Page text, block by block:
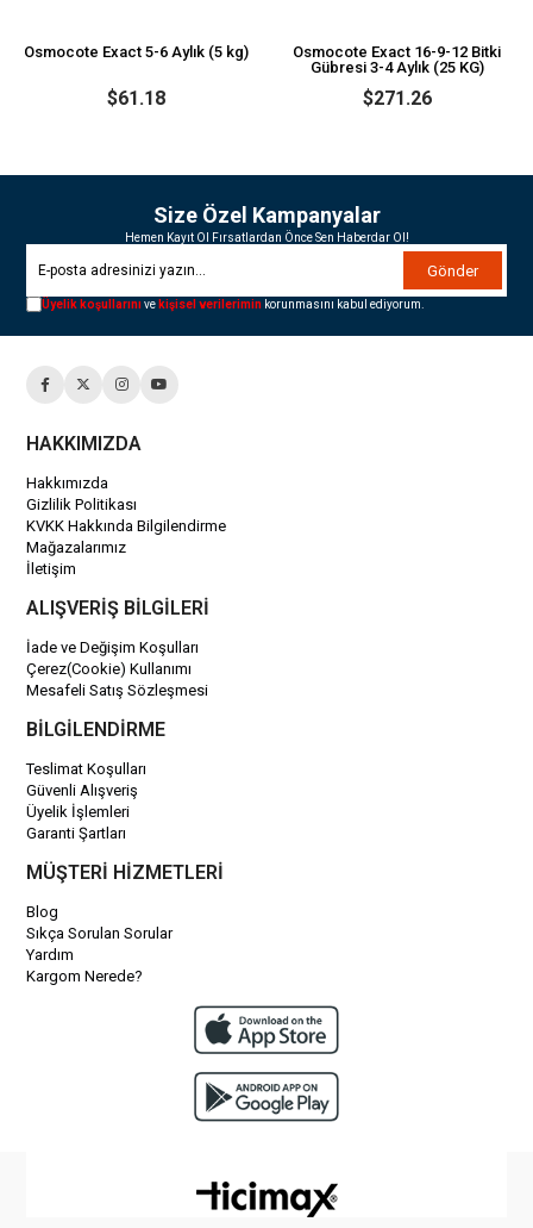
Osmocote Exact 5-6 Aylık (5 kg)
$61.18
Osmocote Exact 16-9-12 Bitki
Gübresi 3-4 Aylık (25 KG)
$271.26
Size Özel Kampanyalar
Hemen Kayıt Ol Fırsatlardan Önce Sen Haberdar Ol!
Gönder
Üyelik koşullarınıve kişisel verilerimin korunmasını kabul ediyorum.
HAKKIMIZDA
Hakkımızda
Gizlilik Politikası
KVKK Hakkında Bilgilendirme
Mağazalarımız
İletişim
ALIŞVERİŞ BİLGİLERİ
İade ve Değişim Koşulları
Çerez(Cookie) Kullanımı
Mesafeli Satış Sözleşmesi
BİLGİLENDİRME
Teslimat Koşulları
Güvenli Alışveriş
Üyelik İşlemleri
Garanti Şartları
MÜŞTERİ HİZMETLERİ
Blog
Sıkça Sorulan Sorular
Yardım
Kargom Nerede?